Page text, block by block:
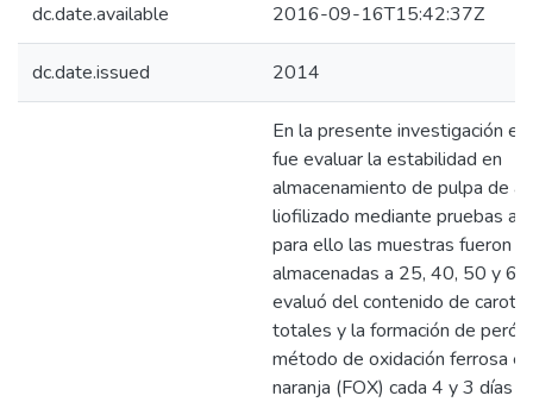
dc.date.available 2016-09-16T15:42:37Z
dc.date.issued 2014
En la presente investigación el
fue evaluar la estabilidad en
almacenamiento de pulpa de
liofilizado mediante pruebas
para ello las muestras fueron
almacenadas a 25, 40, 50 y
evaluó del contenido de
totales y la formación de
método de oxidación ferrosa
naranja (FOX) cada 4 y 3 días